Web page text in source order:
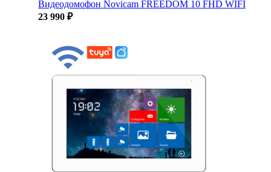
Видеодомофон Novicam FREEDOM 10 FHD WIFI
23 990 ₽